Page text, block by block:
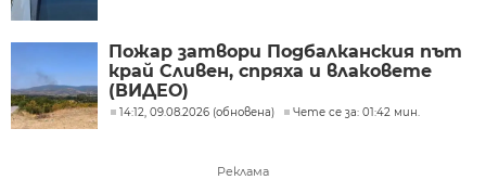
Пожар затвори Подбалканския път
край Сливен, спряха и влаковете
(ВИДЕО)
14:12, 09.08.2026 (обновена) Чете се за: 01:42 мин.
Реклама